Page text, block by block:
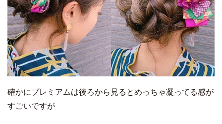
確かにプレミアムは後ろから見るとめっちゃ凝ってる感が
すごいですが